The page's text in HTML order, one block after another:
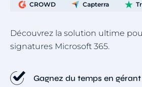
CROWD Capterra
Découvrez la solution ultime
signatures Microsoft 365.
Gagnez du temps en